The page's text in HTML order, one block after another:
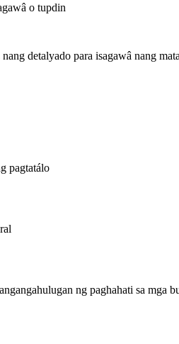
o tupdin
detalyado para isagawâ nang
pagtatálo
ng paghahati sa mga